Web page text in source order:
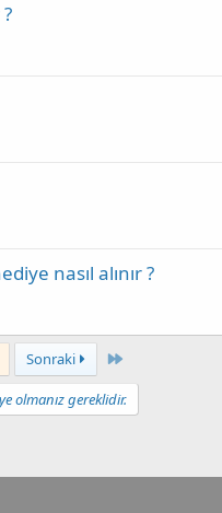
nasıl alınır ?
Sonraki Last
olmanız gereklidir.